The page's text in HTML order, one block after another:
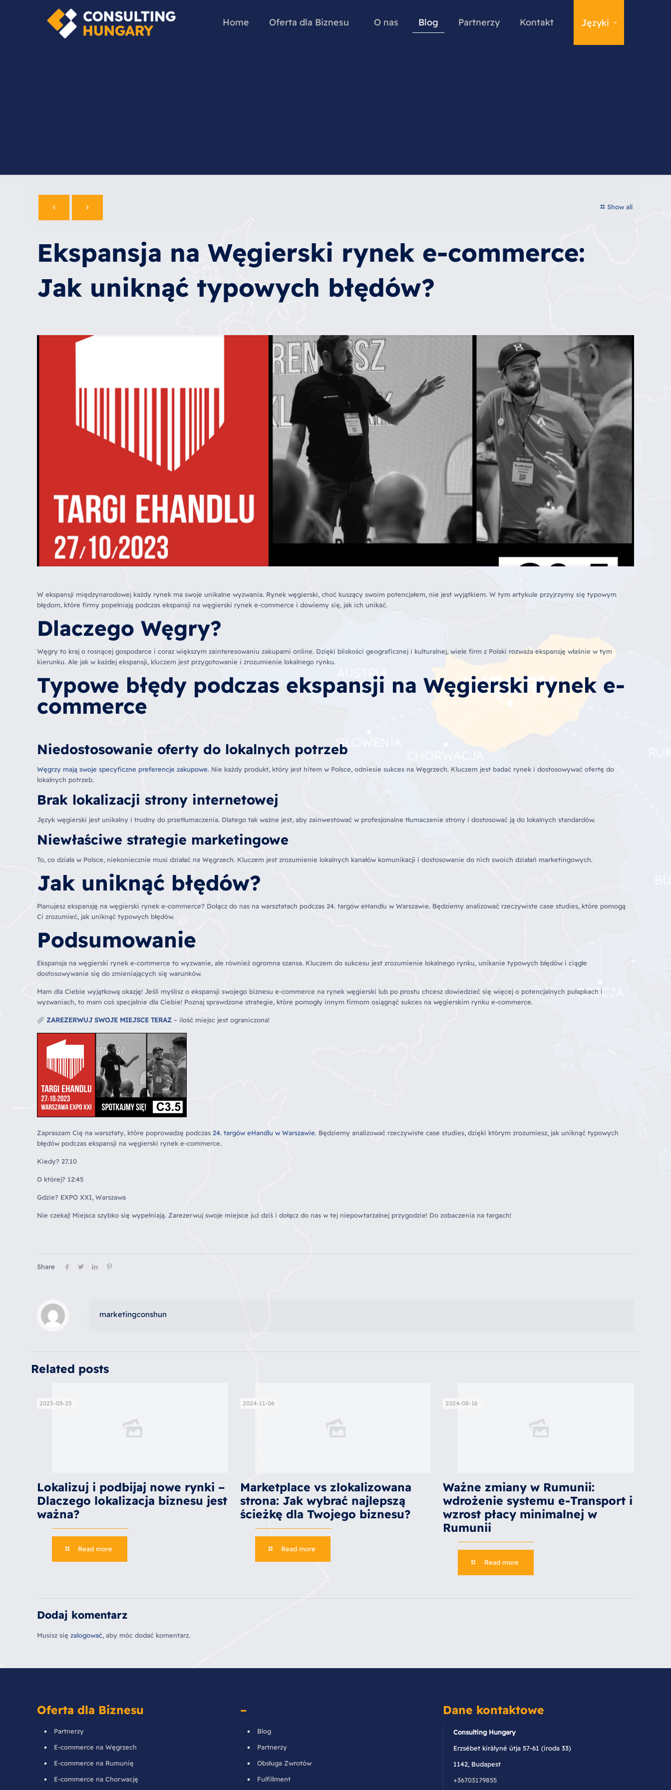
Home Oferta dla Biznesu O nas Blog Partnerzy Kontakt Języki
Show all
Ekspansja na Węgierski rynek e-commerce:
Jak uniknąć typowych błędów?
W ekspansji międzynarodowej każdy rynek ma swoje unikalne wyzwania. Rynek węgierski, choć kuszący swoim potencjałem, nie jest wyjątkiem. W tym artykule przyjrzymy się typowym
błędom, które firmy popełniają podczas ekspansji na węgierski rynek e-commerce i dowiemy się, jak ich unikać.
Dlaczego Węgry?
Węgry to kraj o rosnącej gospodarce i coraz większym zainteresowaniu zakupami online. Dzięki bliskości geograficznej i kulturalnej, wiele firm z Polski rozważa ekspansję właśnie w tym
kierunku. Ale jak w każdej ekspansji, kluczem jest przygotowanie i zrozumienie lokalnego rynku.
Typowe błędy podczas ekspansji na Węgierski rynek e-
commerce
Niedostosowanie oferty do lokalnych potrzeb
Węgrzy mają swoje specyficzne preferencje zakupowe. Nie każdy produkt, który jest hitem w Polsce, odniesie sukces na Węgrzech. Kluczem jest badać rynek i dostosowywać ofertę do
lokalnych potrzeb.
Brak lokalizacji strony internetowej
Język węgierski jest unikalny i trudny do przetłumaczenia. Dlatego tak ważne jest, aby zainwestować w profesjonalne tłumaczenie strony i dostosować ją do lokalnych standardów.
Niewłaściwe strategie marketingowe
To, co działa w Polsce, niekoniecznie musi działać na Węgrzech. Kluczem jest zrozumienie lokalnych kanałów komunikacji i dostosowanie do nich swoich działań marketingowych.
Jak uniknąć błędów?
Planujesz ekspansję na węgierski rynek e-commerce? Dołącz do nas na warsztatach podczas 24. targów eHandlu w Warszawie. Będziemy analizować rzeczywiste case studies, które pomogą
Ci zrozumieć, jak uniknąć typowych błędów.
Podsumowanie
Ekspansja na węgierski rynek e-commerce to wyzwanie, ale również ogromna szansa. Kluczem do sukcesu jest zrozumienie lokalnego rynku, unikanie typowych błędów i ciągłe
dostosowywanie się do zmieniających się warunków.
Mam dla Ciebie wyjątkową okazję! Jeśli myślisz o ekspansji swojego biznesu e-commerce na rynek węgierski lub po prostu chcesz dowiedzieć się więcej o potencjalnych pułapkach i
wyzwaniach, to mam coś specjalnie dla Ciebie! Poznaj sprawdzone strategie, które pomogły innym firmom osiągnąć sukces na węgierskim rynku e-commerce.
ZAREZERWUJ SWOJE MIEJSCE TERAZ – ilość miejsc jest ograniczona!
Zapraszam Cię na warsztaty, które poprowadzę podczas 24. targów eHandlu w Warszawie. Będziemy analizować rzeczywiste case studies, dzięki którym zrozumiesz, jak uniknąć typowych
błędów podczas ekspansji na węgierski rynek e-commerce.
Kiedy? 27.10
O której? 12:45
Gdzie? EXPO XXI, Warszawa
Nie czekaj! Miejsca szybko się wypełniają. Zarezerwuj swoje miejsce już dziś i dołącz do nas w tej niepowtarzalnej przygodzie! Do zobaczenia na targach!
Share
marketingconshun
Related posts
2025-03-25
Lokalizuj i podbijaj nowe rynki –
Dlaczego lokalizacja biznesu jest
ważna?
Read more
2024-11-06
Marketplace vs zlokalizowana
strona: Jak wybrać najlepszą
ścieżkę dla Twojego biznesu?
Read more
2024-08-16
Ważne zmiany w Rumunii:
wdrożenie systemu e-Transport i
wzrost płacy minimalnej w
Rumunii
Read more
Dodaj komentarz
Musisz się zalogować, aby móc dodać komentarz.
Oferta dla Biznesu
Partnerzy
E-commerce na Węgrzech
E-commerce na Rumunię
E-commerce na Chorwację
–
Blog
Partnerzy
Obsługa Zwrotów
Fulfillment
Dane kontaktowe
Consulting Hungary
Erzsébet királyné útja 57-61 (iroda 33)
1142, Budapest
+36703179855